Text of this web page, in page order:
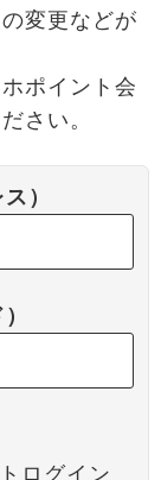
変更などが
ポイント会
さい。
）
ログイン